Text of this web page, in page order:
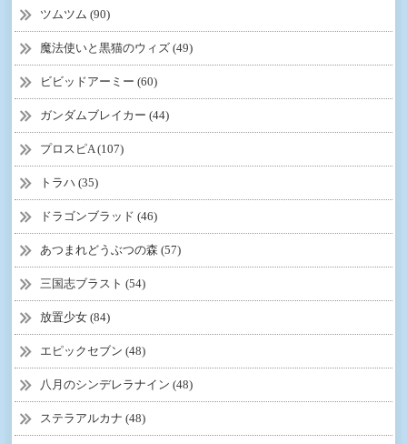
ツムツム (90)
魔法使いと黒猫のウィズ (49)
ビビッドアーミー (60)
ガンダムブレイカー (44)
プロスピA (107)
トラハ (35)
ドラゴンブラッド (46)
あつまれどうぶつの森 (57)
三国志ブラスト (54)
放置少女 (84)
エピックセブン (48)
八月のシンデレラナイン (48)
ステラアルカナ (48)